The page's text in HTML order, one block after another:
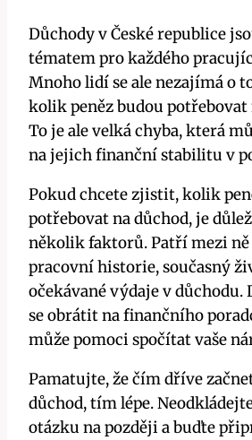
Důchody v České republice
tématem pro každého
Mnoho lidí se ale nezajímá o
kolik peněz budou potřebovat
To je ale velká chyba, která
na jejich finanční stabilitu v
Pokud chcete zjistit, kolik
potřebovat na důchod, je
několik faktorů. Patří mezi ně
pracovní historie, současný
očekávané výdaje v důchodu.
se obrátit na finančního
může pomoci spočítat vaše
Pamatujte, že čím dříve
důchod, tím lépe.
otázku na později a buďte